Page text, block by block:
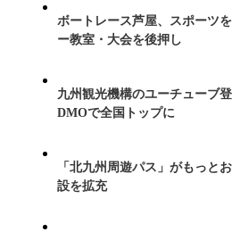
ボートレース芦屋、スポーツ
ー教室・大会を後押し
九州観光機構のユーチューブ
DMOで全国トップに
「北九州周遊パス」がもっと
設を拡充